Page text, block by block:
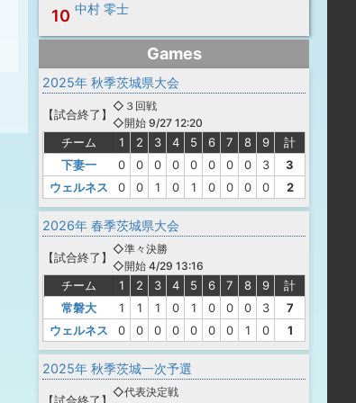
10 中村 零士
Games
2025年 秋季茨城県大会
【試合終了 】
◇３回戦
◇開始 9/27 12:20
チーム 1 2 3 4 5 6 7 8 9
計
下妻一
0 0 0 0 0 0 0 0 3
3
ウェルネス
0 0 1 0 1 0 0 0 0 2
2026年 春季茨城県大会
【試合終了 】
◇準々決勝
◇開始 4/29 13:16
チーム 1 2 3 4 5 6 7 8 9
計
常磐大
1 1 1 0 1 0 0 0 3
7
ウェルネス
0 0 0 0 0 0 0 1 0 1
2025年 秋季茨城一次予選
◇代表決定戦